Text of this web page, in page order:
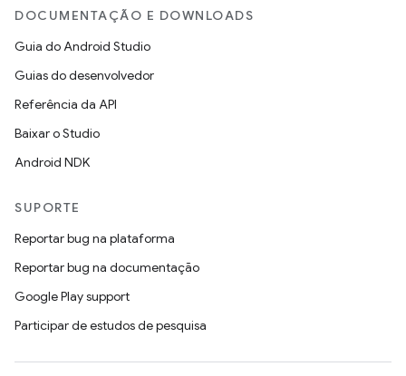
DOCUMENTAÇÃO E DOWNLOADS
Guia do Android Studio
Guias do desenvolvedor
Referência da API
Baixar o Studio
Android NDK
SUPORTE
Reportar bug na plataforma
Reportar bug na documentação
Google Play support
Participar de estudos de pesquisa